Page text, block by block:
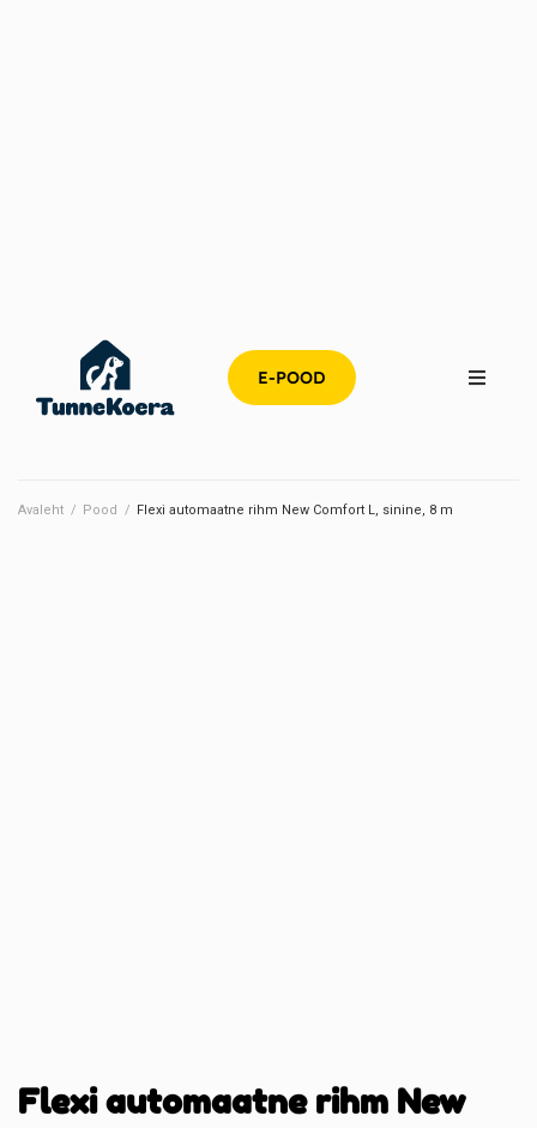
E-POOD
Avaleht / Pood / Flexi automaatne rihm New Comfort L, sinine, 8 m
Flexi automaatne rihm New